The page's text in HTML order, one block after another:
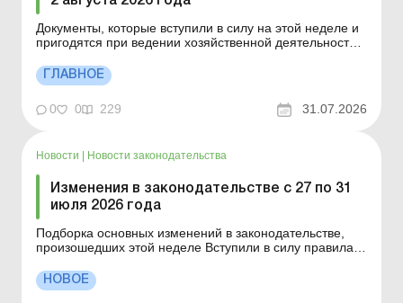
Документы, которые вступили в силу на этой неделе и
пригодятся при ведении хозяйственной деятельности.
продлении срока проведения общей мобилизации»
Закон Украины от 09.04.2026 № 4851-IX «О внесении
ГЛАВНОЕ
0 0 229 31.07.2026
Новости Новости законодательства
Изменения в законодательстве с 27 по 31
июля 2026 года
Подборка основных изменений в законодательстве,
произошедших этой неделе Вступили в силу правила
новые правила работы и отдыха водителей
коммерческого транспорта. Президент подписал
НОВОЕ